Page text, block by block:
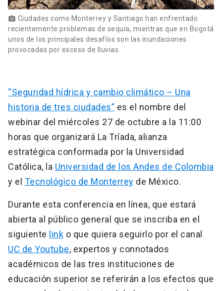
photo_camera Ciudades como Monterrey y Santiago han enfrentado
recientemente problemas de sequía, mientras que en Bogotá
unos de los principales desafíos son las inundaciones
provocadas por exceso de lluvias.
“Seguridad hídrica y cambio climático – Una
historia de tres ciudades” es el nombre del
webinar del miércoles 27 de octubre a la 11:00
horas que organizará La Tríada, alianza
estratégica conformada por la Universidad
Católica, la Universidad de los Andes de Colombia
y el Tecnológico de Monterrey de México.
Durante esta conferencia en línea, que estará
abierta al público general que se inscriba en el
siguiente link o que quiera seguirlo por el canal
UC de Youtube, expertos y connotados
académicos de las tres instituciones de
educación superior se referirán a los efectos que